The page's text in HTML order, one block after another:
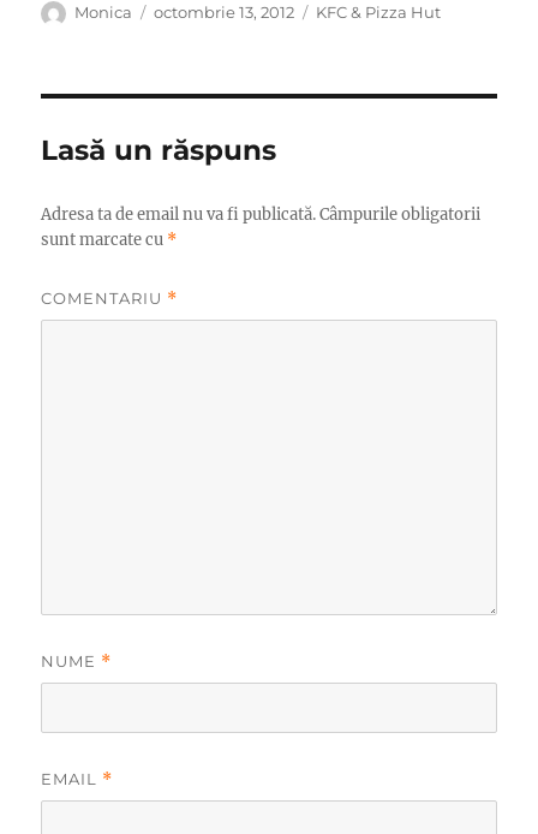
Autor
Monica
Publicat
octombrie 13, 2012 Categorii
KFC & Pizza Hut
Lasă un răspuns
Adresa ta de email nu va fi publicată. Câmpurile obligatorii
sunt marcate cu *
COMENTARIU *
NUME *
EMAIL *